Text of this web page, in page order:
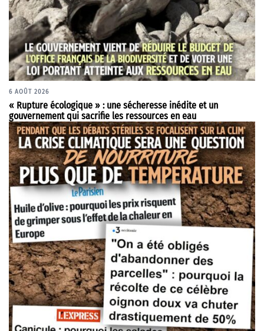
6 AOÛT 2026
« Rupture écologique » : une sécheresse inédite et un
gouvernement qui sacrifie les ressources en eau